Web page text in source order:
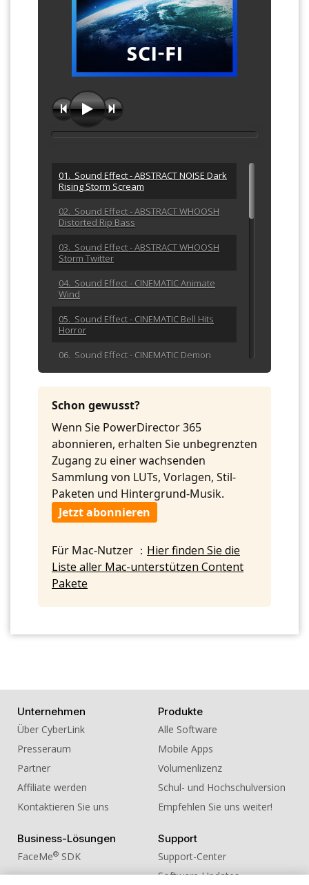
01. Sound Effect - ABSTRACT NOISE Dark
Rising Storm Scream
02. Sound Effect - ABSTRACT WHOOSH
Distorted Rip Bass
03. Sound Effect - ABSTRACT WHOOSH
Storm Twitter
04. Sound Effect - CINEMATIC Animate
Wind
05. Sound Effect - CINEMATIC Bell Hits
Horror
06. Sound Effect - CINEMATIC Demon
07. Sound Effect - CINEMATIC Flyby
08. Sound Effect - CINEMATIC Ghost
Choir Transition
09. Sound Effect - CINEMATIC Metal
Horror Clang
10. Sound Effect - CINEMATIC Whoosh Air
11. Sound Effect - CINEMATIC WHOOSH
Impact Soft Wobble Bass High
12. Sound Effect - CINEMATIC WHOOSH
Impact Soft Wobble Bass
13. Sound Effect - CINEMATIC WHOOSH
16. Sound Effect - SCI FI Electricity
17. Sound Effect - SCI FI Menu Close Light
01
18. Sound Effect - SCI FI Menu Close Light
19. Sound Effect - SCI FI Menu Open Light
02
Schon gewusst?
Wenn Sie PowerDirector 365
abonnieren, erhalten Sie unbegrenzten
Zugang zu einer wachsenden
Sammlung von LUTs, Vorlagen, Stil-
Paketen und Hintergrund-Musik.
Jetzt abonnieren
Für Mac-Nutzer ： Hier finden Sie die
Liste aller Mac-unterstützen Content
Pakete
Unternehmen
Über CyberLink
Presseraum
Partner
Affiliate werden
Kontaktieren Sie uns
Produkte
Alle Software
Mobile Apps
Volumenlizenz
Schul- und Hochschulversion
Empfehlen Sie uns weiter!
Business-Lösungen
FaceMe® SDK
Support
Support-Center
Software-Updates